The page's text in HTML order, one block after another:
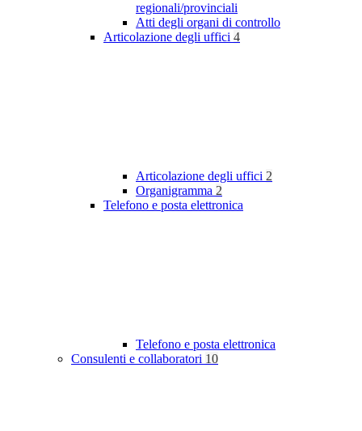
regionali/provinciali
Atti degli organi di controllo
Articolazione degli uffici 4
Articolazione degli uffici 2
Organigramma 2
Telefono e posta elettronica
Telefono e posta elettronica
Consulenti e collaboratori 10